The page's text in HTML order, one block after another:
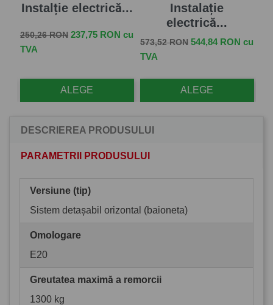
Instalție electrică...
Pret de baza
250,26 RON Pret
237,75 RON cu
TVA
ALEGE
Instalație
electrică...
Pret de baza
573,52 RON Pret
544,84 RON cu
TVA
ALEGE
DESCRIEREA PRODUSULUI
PARAMETRII PRODUSULUI
Versiune (tip)
Sistem detașabil orizontal (baioneta)
Omologare
E20
Greutatea maximă a remorcii
1300 kg